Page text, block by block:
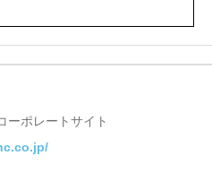
ーポレートサイト